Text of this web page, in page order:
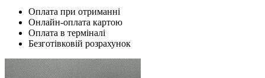
Оплата при отриманні
Онлайн-оплата картою
Оплата в терміналі
Безготівковій розрахунок